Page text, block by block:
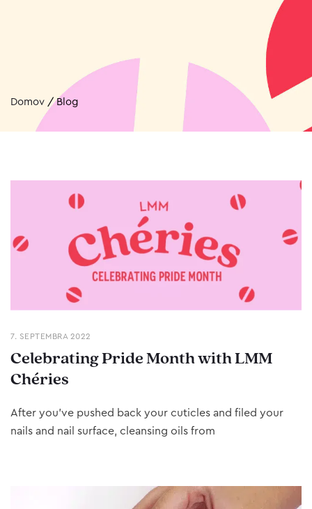
Domov /Blog
7. SEPTEMBRA 2022
Celebrating Pride Month with LMM
Chéries
After you’ve pushed back your cuticles and filed your
nails and nail surface, cleansing oils from